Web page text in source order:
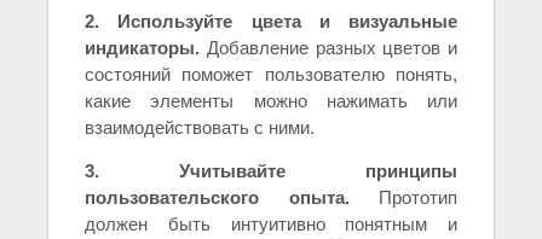
2. Используйте цвета и визуальные
индикаторы. Добавление разных цветов и
состояний поможет пользователю понять,
какие элементы можно нажимать или
взаимодействовать с ними.
3. Учитывайте принципы
пользовательского опыта.Прототип
должен быть интуитивно понятным и